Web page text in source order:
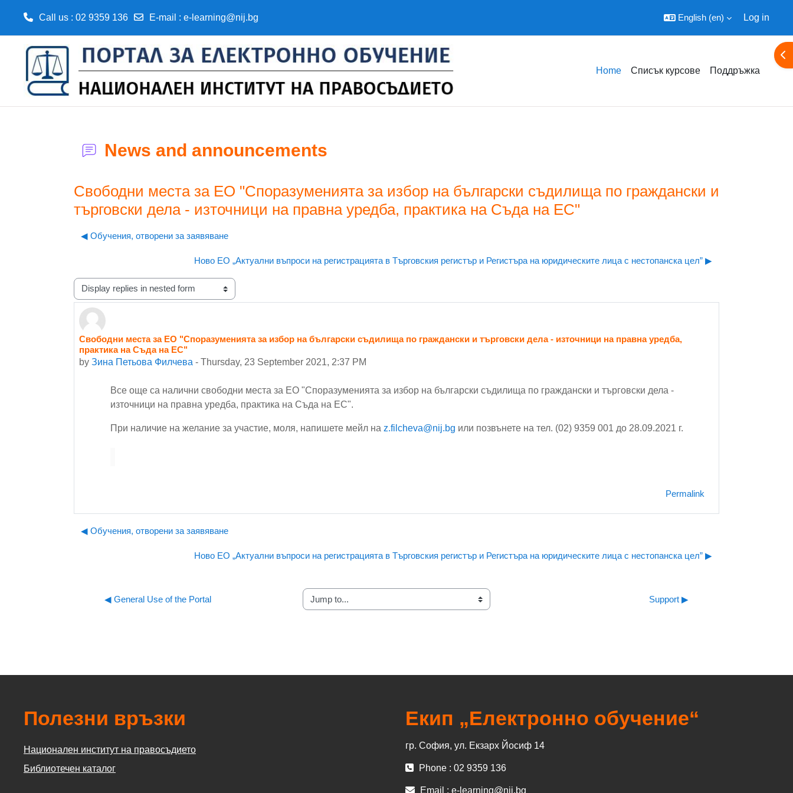
Call us : 02 9359 136 E-mail : e-learning@nij.bg English ‎(en)‎ Log in
Home Списък курсове Поддръжка
News and announcements
Свободни места за ЕО "Споразуменията за избор на български съдилища по граждански и
търговски дела - източници на правна уредба, практика на Съда на ЕС"
◀︎ Обучения, отворени за заявяване
Ново ЕО „Актуални въпроси на регистрацията в Търговския регистър и Регистъра на юридическите лица с нестопанска цел” ▶︎
Display mode
Свободни места за ЕО "Споразуменията за избор на български съдилища по граждански и търговски дела - източници на правна уредба,
практика на Съда на ЕС"
by Зина Петьова Филчева - Thursday, 23 September 2021, 2:37 PM
Number of replies: 0
Все още са налични свободни места за ЕО "Споразуменията за избор на български съдилища по граждански и търговски дела -
източници на правна уредба, практика на Съда на ЕС".
При наличие на желание за участие, моля, напишете мейл на z.filcheva@nij.bg или позвънете на тел. (02) 9359 001 до 28.09.2021 г.
Permalink
◀︎ Обучения, отворени за заявяване
Ново ЕО „Актуални въпроси на регистрацията в Търговския регистър и Регистъра на юридическите лица с нестопанска цел” ▶︎
◀︎ General Use of the Portal
Jump to...
Support ▶︎
Полезни връзки
Национален институт на правосъдието
Библиотечен каталог
Екип „Електронно обучение“
гр. София, ул. Екзарх Йосиф 14
Phone : 02 9359 136
Email : e-learning@nij.bg